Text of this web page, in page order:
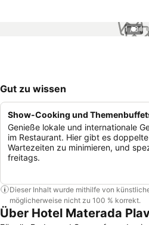
1 / 84
Gut zu wissen
Show-Cooking und
Genieße lokale und internationale
im Restaurant. Hier gibt es
Wartezeiten zu minimieren, und
freitags.
Dieser Inhalt wurde mithilfe von
möglicherweise nicht zu 100 % korrekt.
Über Hotel Materada